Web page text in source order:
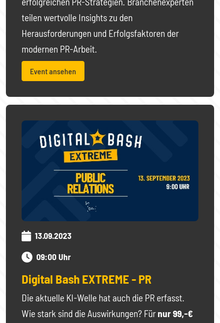
teilen wertvolle Insights zu den
Herausforderungen und Erfolgsfaktoren der
modernen PR-Arbeit.
Event ansehen
13.09.2023
09:00 Uhr
Digital Bash EXTREME - PR
Die aktuelle KI-Welle hat auch die PR erfasst.
Wie stark sind die Auswirkungen? Fürnur 99,-€